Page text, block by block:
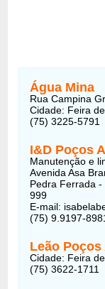
Água Mina
Rua Campina
Cidade: Feira
(75) 3225-5791
I&D Poços
Manutenção e
Avenida Asa
Pedra Ferrada -
999
E-mail:
(75) 9.9197-
Leão
Cidade: Feira
(75) 3622-1711